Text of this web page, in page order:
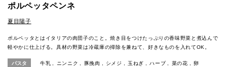
ポルペッタペンネ
夏目陽子
ポルペッタとはイタリアの肉団子のこと。焼き目をつけたっぷりの香味野菜と煮込んで
軽やかに仕上げる。具材の野菜は冷蔵庫の掃除を兼ねて、好きなものを入れてOK。
パスタ 牛乳 ニンニク 豚挽肉 シメジ 玉ねぎ ハーブ 菜の花 卵